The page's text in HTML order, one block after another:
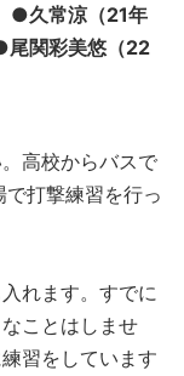
久常涼（21年
関彩美悠（22
高校からバスで
打撃練習を行っ
れます。すでに
ことはしませ
習をしています